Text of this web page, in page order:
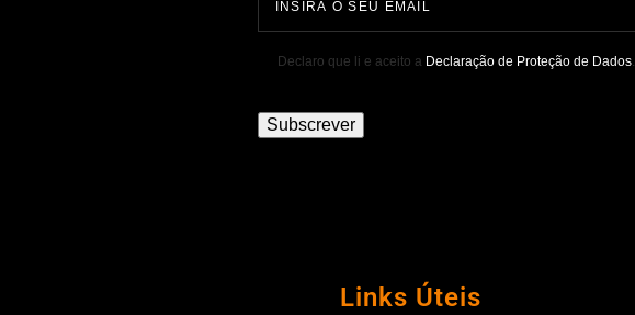
Declaro que li e aceito a Declaração de Proteção de Dados.
Subscrever
Links Úteis